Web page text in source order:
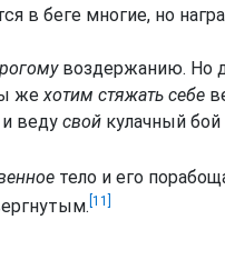
в беге многие, но
воздержанию. Но
жехотим стяжать себе
веду свой кулачный
тело и его
[11]